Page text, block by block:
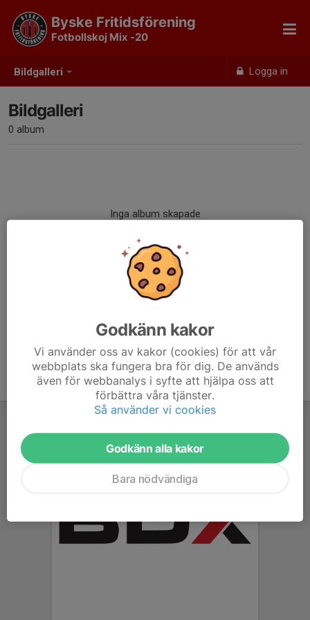
Bildgalleri Logga in
Byske Fritidsförening
Fotbollskoj Mix -20
Bildgalleri
0 album
Inga album skapade
Godkänn kakor
Vi använder oss av kakor (cookies) för att vår
webbplats ska fungera bra för dig. De används
även för webbanalys i syfte att hjälpa oss att
förbättra våra tjänster.
Så använder vi cookies
Godkänn alla kakor
Bara nödvändiga